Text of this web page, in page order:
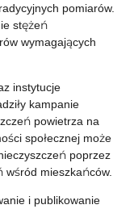
pomiarów.
stężeń
wymagających
instytucje
kampanie
powietrza na
społecznej może
poprzez
wśród mieszkańców.
i publikowanie